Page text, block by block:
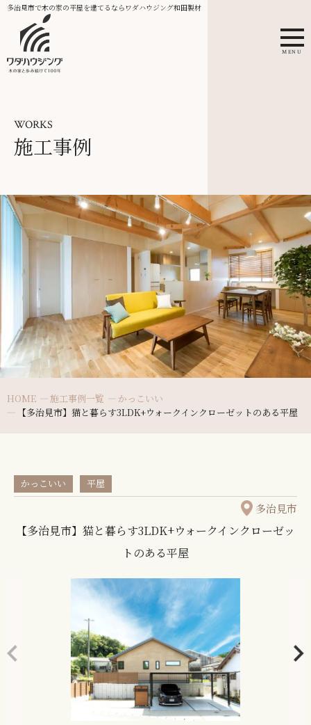
多治見市で木の家の平屋を建てるならワダハウジング和田製材
MENU
WORKS
施工事例
HOME 施工事例一覧
かっこいい
【多治見市】猫と暮らす3LDK+ウォークインクローゼットのある平屋
かっこいい 平屋
多治見市
【多治見市】猫と暮らす3LDK+ウォークインクローゼッ
トのある平屋